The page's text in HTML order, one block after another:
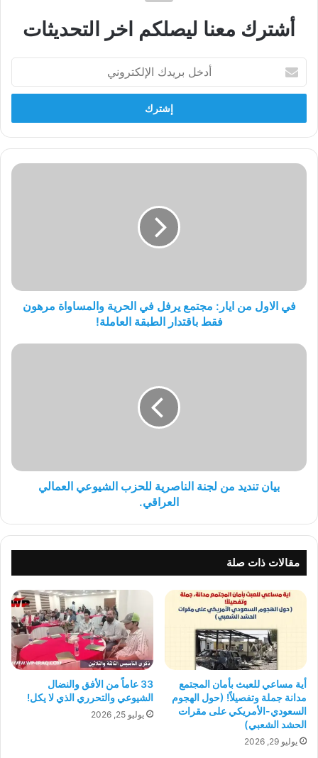
أشترك معنا ليصلكم اخر التحديثات
بريدك
الإلكتروني
في
والمساواة
مرهون
الطبقة
في الاول من ايار: مجتمع يرفل في الحرية والمساواة مرهون
فقط باقتدار الطبقة العاملة!
بيان
العراقي.
بيان تنديد من لجنة الناصرية للحزب الشيوعي العمالي
العراقي.
مقالات ذات صلة
أية مساعي للعبث بأمان المجتمع
مدانة جملة وتفصيلاً! (حول الهجوم
السعودي-الأمريكي على مقرات
الحشد الشعبي)
يوليو 29, 2026
33 عاماً من الأفق والنضال
الشيوعي والتحرري الذي لا يكل!
يوليو 25, 2026